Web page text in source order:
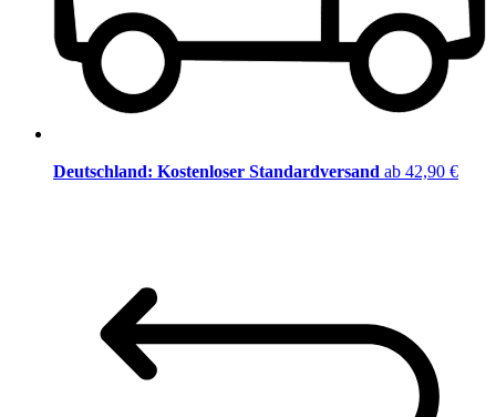
Deutschland: Kostenloser Standardversand ab 42,90 €